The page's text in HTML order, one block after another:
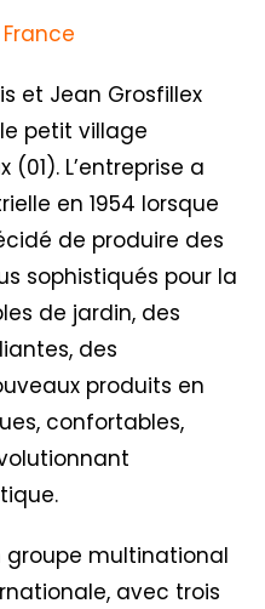
et Jean Grosfillex
petit village
(01). L’entreprise a
en 1954 lorsque
de produire des
sophistiqués pour la
de jardin, des
des
produits en
confortables,
groupe multinational
avec trois